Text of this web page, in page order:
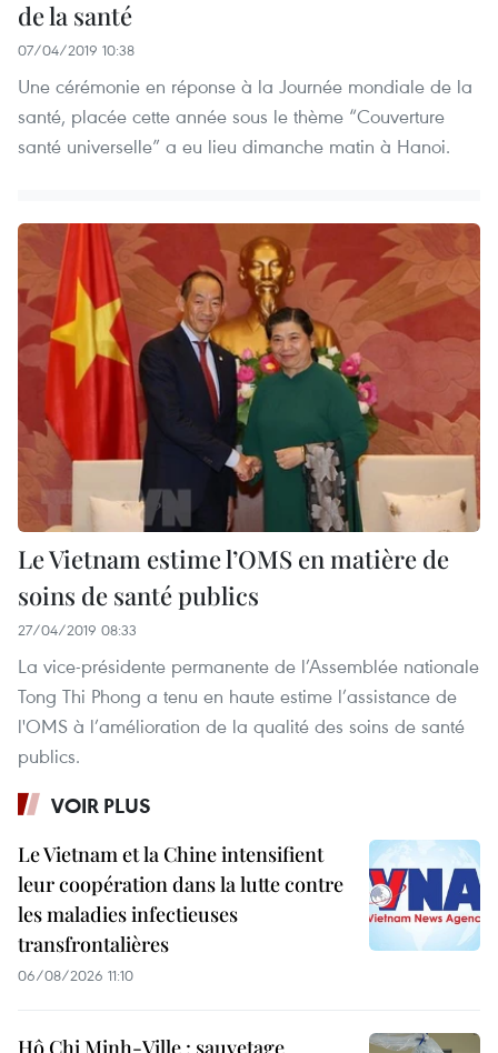
de la santé
07/04/2019 10:38
Une cérémonie en réponse à la Journée mondiale de la
santé, placée cette année sous le thème “Couverture
santé universelle” a eu lieu dimanche matin à Hanoi.
Le Vietnam estime l’OMS en matière de
soins de santé publics
27/04/2019 08:33
La vice-présidente permanente de l’Assemblée nationale
Tong Thi Phong a tenu en haute estime l’assistance de
l'OMS à l’amélioration de la qualité des soins de santé
publics.
VOIR PLUS
Le Vietnam et la Chine intensifient
leur coopération dans la lutte contre
les maladies infectieuses
transfrontalières
06/08/2026 11:10
Hô Chi Minh-Ville : sauvetage